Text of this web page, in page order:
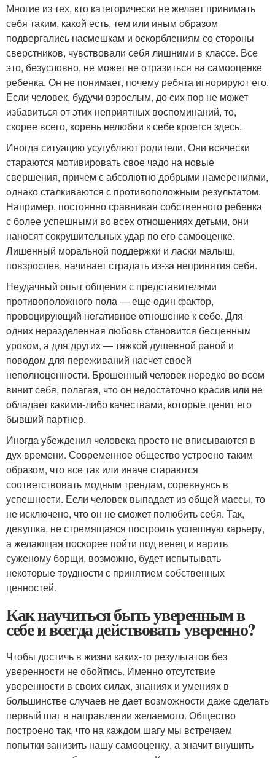
Многие из тех, кто категорически не желает принимать
себя таким, какой есть, тем или иным образом
подвергались насмешкам и оскорблениям со стороны
сверстников, чувствовали себя лишними в классе. Все
это, безусловно, не может не отразиться на самооценке
ребенка. Он не понимает, почему ребята игнорируют его.
Если человек, будучи взрослым, до сих пор не может
избавиться от этих неприятных воспоминаний, то,
скорее всего, корень нелюбви к себе кроется здесь.
Иногда ситуацию усугубляют родители. Они всячески
стараются мотивировать свое чадо на новые
свершения, причем с абсолютно добрыми намерениями,
однако сталкиваются с противоположным результатом.
Например, постоянно сравнивая собственного ребенка
с более успешными во всех отношениях детьми, они
наносят сокрушительных удар по его самооценке.
Лишенный моральной поддержки и ласки малыш,
повзрослев, начинает страдать из-за непринятия себя.
Неудачный опыт общения с представителями
противоположного пола — еще один фактор,
провоцирующий негативное отношение к себе. Для
одних неразделенная любовь становится бесценным
уроком, а для других — тяжкой душевной раной и
поводом для переживаний насчет своей
неполноценности. Брошенный человек нередко во всем
винит себя, полагая, что он недостаточно красив или не
обладает какими-либо качествами, которые ценит его
бывший партнер.
Иногда убеждения человека просто не вписываются в
дух времени. Современное общество устроено таким
образом, что все так или иначе стараются
соответствовать модным трендам, соревнуясь в
успешности. Если человек выпадает из общей массы, то
не исключено, что он не сможет полюбить себя. Так,
девушка, не стремящаяся построить успешную карьеру,
а желающая поскорее пойти под венец и варить
суженому борщи, возможно, будет испытывать
некоторые трудности с принятием собственных
ценностей.
Как научиться быть уверенным в
себе и всегда действовать уверенно?
Чтобы достичь в жизни каких-то результатов без
уверенности не обойтись. Именно отсутствие
уверенности в своих силах, знаниях и умениях в
большинстве случаев не дает возможности даже сделать
первый шаг в направлении желаемого. Общество
построено так, что на каждом шагу мы встречаем
попытки занизить нашу самооценку, а значит внушить